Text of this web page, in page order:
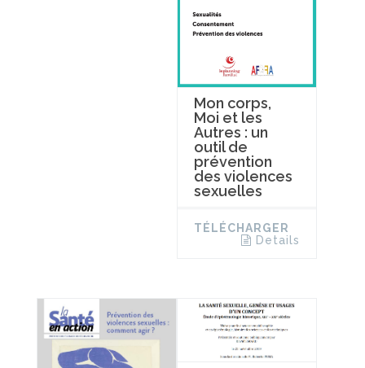
Mon corps,
Moi et les
Autres : un
outil de
prévention
des violences
sexuelles
TÉLÉCHARGER
Details